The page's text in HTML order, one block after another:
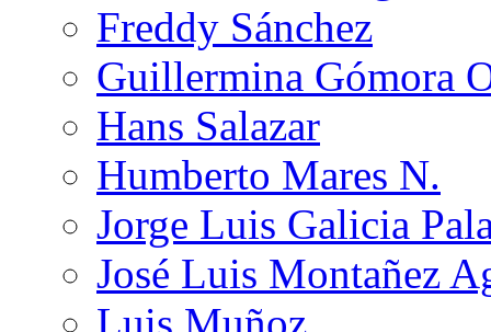
Freddy Sánchez
Guillermina Gómora
Hans Salazar
Humberto Mares N.
Jorge Luis Galicia
José Luis Montañez
Luis Muñoz